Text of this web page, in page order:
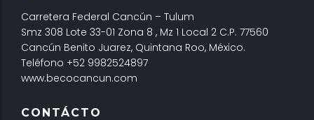
Carretera Federal Cancún – Tulum
Smz 308 Lote 33-01 Zona 8 , Mz 1 Local 2 C.P. 77560
Cancún Benito Juarez, Quintana Roo, México.
Teléfono +52 9982524897
www.becocancun.com
CONTÁCTO